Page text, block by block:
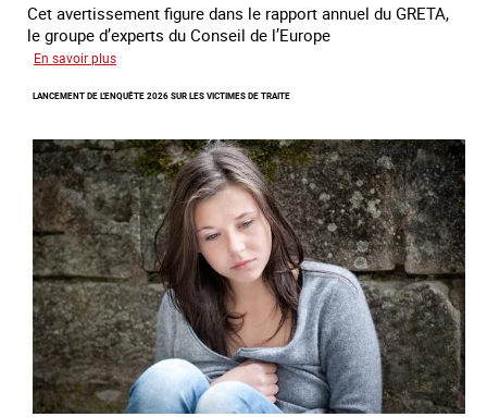
Cet avertissement figure dans le rapport annuel du GRETA,
le groupe d’experts du Conseil de l’Europe
En savoir plus
des
de
traite
à
des
fins
de
criminalité
forcée
en
Europe
LANCEMENT DE L'ENQUÊTE 2026 SUR LES VICTIMES DE TRAITE